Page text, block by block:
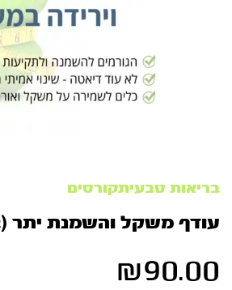
בריאות טבעיתקורסים
עודף משקל והשמנת יתר (2 שיעורים)
₪90.00